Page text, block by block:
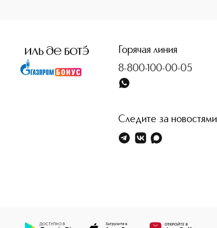
Горячая линия
8-800-100-00-05
Следите за новостями